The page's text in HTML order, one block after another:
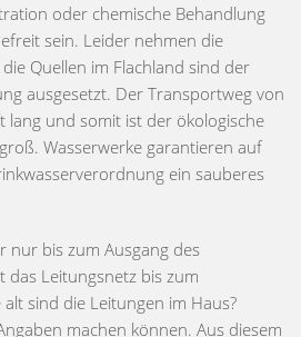
oder chemische Behandlung
sein. Leider nehmen die
Quellen im Flachland sind der
ausgesetzt. Der Transportweg von
lang und somit ist der ökologische
Wasserwerke garantieren auf
ein sauberes
nur bis zum Ausgang des
das Leitungsnetz bis zum
sind die Leitungen im Haus?
machen können. Aus diesem